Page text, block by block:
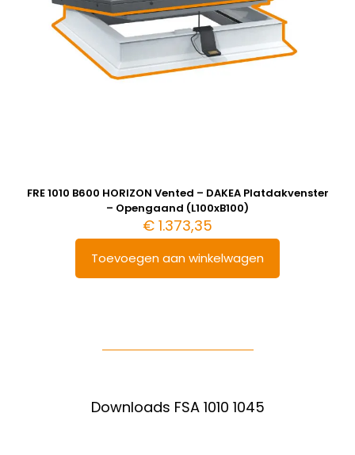
FRE 1010 B600 HORIZON Vented – DAKEA Platdakvenster
– Opengaand (L100xB100)
€ 1.373,35
Toevoegen aan winkelwagen
Downloads FSA 1010 1045